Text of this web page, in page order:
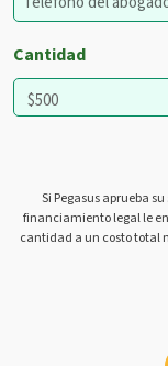
Cantidad
Si Pegasus aprueba
financiamiento legal le
cantidad a un costo total